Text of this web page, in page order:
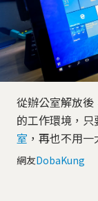
從辦公室解放
的工作環境，
室 ，再也不用
網友DobaKung